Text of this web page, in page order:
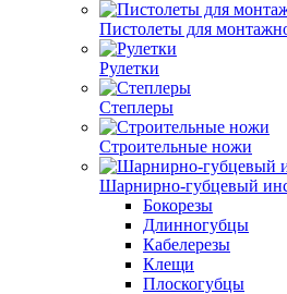
Пистолеты для
Рулетки
Степлеры
Строительные ножи
Шарнирно-губцевый
Бокорезы
Длинногубцы
Кабелерезы
Клещи
Плоскогубцы